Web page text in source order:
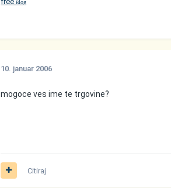
Blog
10. januar 2006
mogoce ves ime te trgovine?
Citiraj